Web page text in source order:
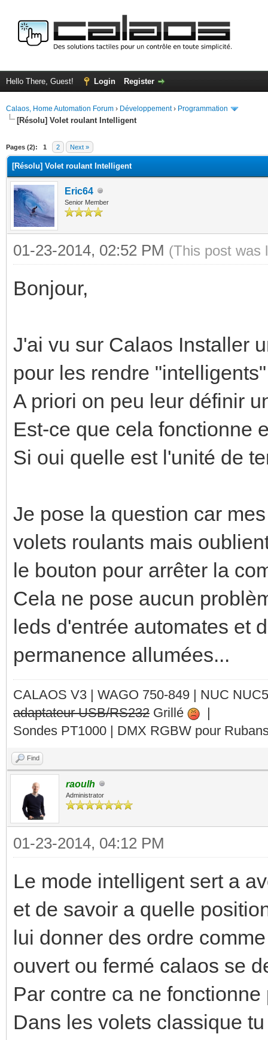
Hello There, Guest! Login Register
Calaos, Home Automation Forum › Développement› Programmation
[Résolu] Volet roulant Intelligent
Pages (2): 1 2 Next »
[Résolu] Volet roulant Intelligent
Eric64
Senior Member
01-23-2014, 02:52 PM (This post was
Bonjour,
J'ai vu sur Calaos Installer
pour les rendre
A priori on peu leur définir
Est-ce que cela fonctionne
Si oui quelle est l'unité de
Je pose la question car
volets roulants mais
le bouton pour arrêter la
Cela ne pose aucun
leds d'entrée automates et
permanence allumées...
CALAOS V3 | WAGO 750-849 | NUC
adaptateur USB/RS232 Grillé
|
Sondes PT1000 | DMX RGBW pour
Find
raoulh
Administrator
01-23-2014, 04:12 PM
Le mode intelligent sert a
et de savoir a quelle
lui donner des ordre
ouvert ou fermé calaos se
Par contre ca ne
Dans les volets classique